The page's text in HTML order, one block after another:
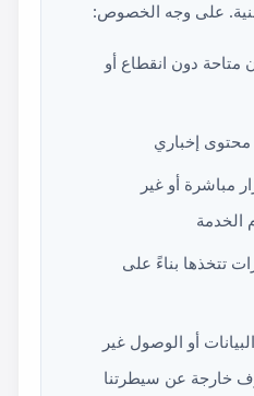
على وجه الخصوص:
دون انقطاع أو
محتوى إخباري
مباشرة أو غير
الخدمة
تتخذها بناءً على
أو الوصول غير
خارجة عن سيطرتنا